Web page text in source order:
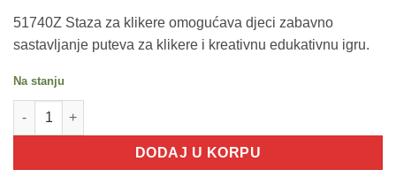
51740Z Staza za klikere omogućava djeci zabavno
sastavljanje puteva za klikere i kreativnu edukativnu igru.
Na stanju
200361-1 Stazu za klikere sa klikerima 20 dijelova - 1 količina
DODAJ U KORPU